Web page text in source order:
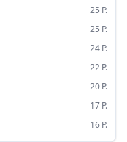
25 P.
25 P.
24 P.
22 P.
20 P.
17 P.
16 P.